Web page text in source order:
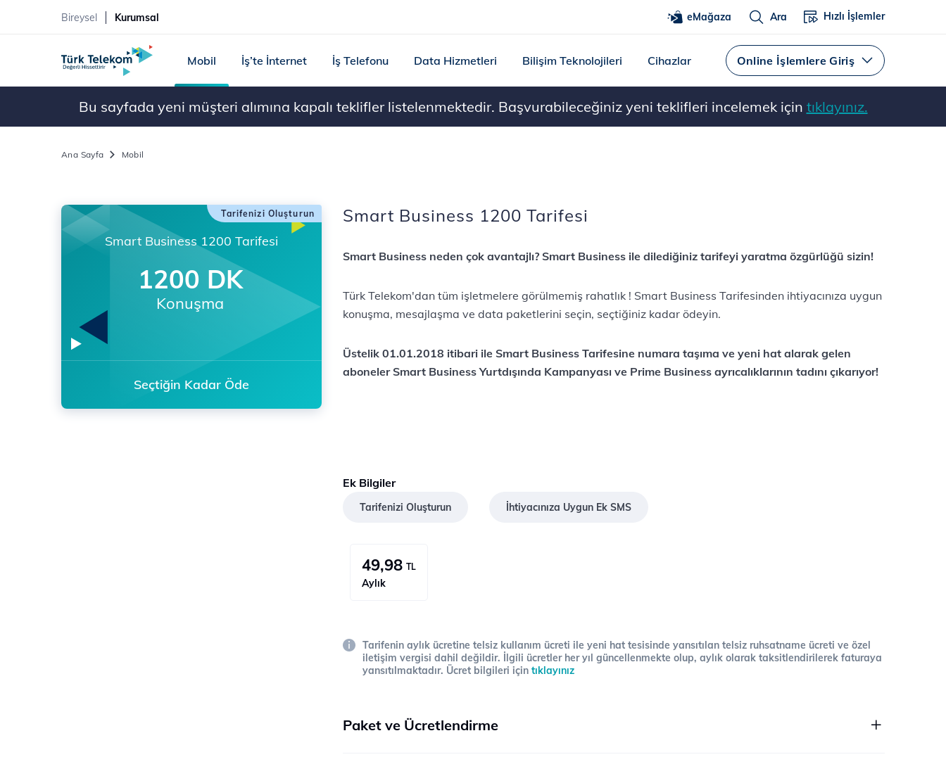
Bireysel Kurumsal eMağaza Ara Hızlı İşlemler
Mobil İş’te İnternet İş Telefonu Data Hizmetleri Bilişim Teknolojileri Cihazlar Online İşlemlere Giriş
Bu sayfada yeni müşteri alımına kapalı teklifler listelenmektedir. Başvurabileceğiniz yeni teklifleri incelemek için tıklayınız.
Ana Sayfa Mobil
Tarifenizi Oluşturun
Smart Business 1200 Tarifesi
1200 DK
Konuşma
Seçtiğin Kadar Öde
Smart Business 1200 Tarifesi
Smart Business neden çok avantajlı? Smart Business ile dilediğiniz tarifeyi yaratma özgürlüğü sizin!
Türk Telekom'dan tüm işletmelere görülmemiş rahatlık ! Smart Business Tarifesinden ihtiyacınıza uygun
konuşma, mesajlaşma ve data paketlerini seçin, seçtiğiniz kadar ödeyin.
Üstelik 01.01.2018 itibari ile Smart Business Tarifesine numara taşıma ve yeni hat alarak gelen
aboneler Smart Business Yurtdışında Kampanyası ve Prime Business ayrıcalıklarının tadını çıkarıyor!
Ek Bilgiler
Tarifenizi Oluşturun İhtiyacınıza Uygun Ek SMS
49,98 TL
Aylık
Tarifenin aylık ücretine telsiz kullanım ücreti ile yeni hat tesisinde yansıtılan telsiz ruhsatname ücreti ve özel
iletişim vergisi dahil değildir. İlgili ücretler her yıl güncellenmekte olup, aylık olarak taksitlendirilerek faturaya
yansıtılmaktadır. Ücret bilgileri için tıklayınız
Paket ve Ücretlendirme